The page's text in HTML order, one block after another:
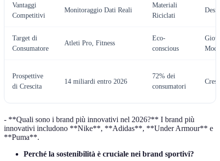
Vantaggi
Competitivi
Monitoraggio Dati Reali
Materiali
Riciclati
Target di
Consumatore
Atleti Pro, Fitness
Eco-
conscious
Moda
Prospettive
di Crescita
14 miliardi entro 2026
72% dei
consumatori
- **Quali sono i brand più innovativi nel 2026?** I brand più
innovativi includono **Nike**, **Adidas**, **Under Armour** e
**Puma**.
Perché la sostenibilità è cruciale nei brand sportivi?